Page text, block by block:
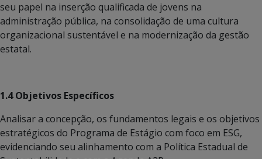
seu papel na inserção qualificada de jovens na
administração pública, na consolidação de uma cultura
organizacional sustentável e na modernização da gestão
estatal.
1.4 Objetivos Específicos
Analisar a concepção, os fundamentos legais e os objetivos
estratégicos do Programa de Estágio com foco em ESG,
evidenciando seu alinhamento com a Política Estadual de